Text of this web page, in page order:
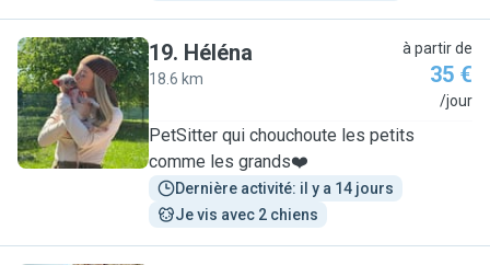
H
19. Héléna
18.6 km
à partir de
35 €
/jour
PetSitter qui chouchoute les petits
comme les grands❤️
Dernière activité: il y a 14 jours
Je vis avec 2 chiens